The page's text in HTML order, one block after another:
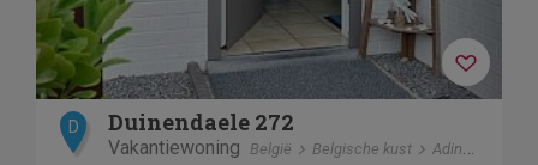
D Duinendaele 272
Vakantiewoning België Belgische kust Adinkerke